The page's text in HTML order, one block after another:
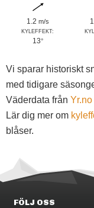
1.2 m/s
KYLEFFEKT:
13°
Vi sparar historiskt
med tidigare
Väderdata från Yr.no
Lär dig mer om
blåser.
FÖLJ OSS